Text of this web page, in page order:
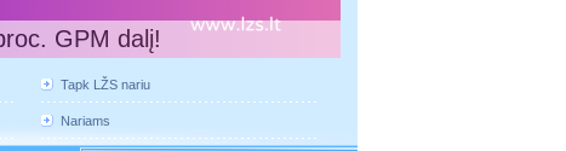
GPM dalį!
Tapk LŽS nariu
Nariams